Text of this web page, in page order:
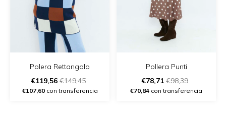
Polera Rettangolo
€119,56 €149,45
€107,60con transferencia
Pollera Punti
€78,71 €98,39
€70,84 con transferencia